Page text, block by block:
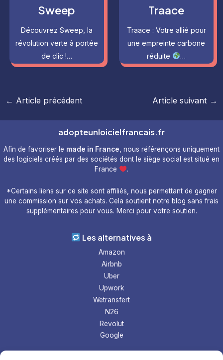
Sweep
Découvrez Sweep, la
révolution verte à portée
de clic !…
Traace
Traace : Votre allié pour
une empreinte carbone
réduite
…
Navigation
← Article précédent Article suivant →
adopteunloicielfrancais.fr
Afin de favoriser le made in France , nous référençons uniquement
des logiciels créés par des sociétés dont le siège social est situé en
France
.
*Certains liens sur ce site sont affiliés, nous permettant de gagner
une commission sur vos achats. Cela soutient notre blog sans frais
supplémentaires pour vous. Merci pour votre soutien.
Les alternatives à
Amazon
Airbnb
Uber
Upwork
Wetransfert
N26
Revolut
Google